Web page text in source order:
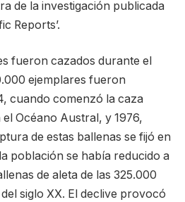
de la investigación publicada
Reports’.
fueron cazados durante el
ejemplares fueron
cuando comenzó la caza
Océano Austral, y 1976,
de estas ballenas se fijó en
población se había reducido a
de aleta de las 325.000
siglo XX. El declive provocó